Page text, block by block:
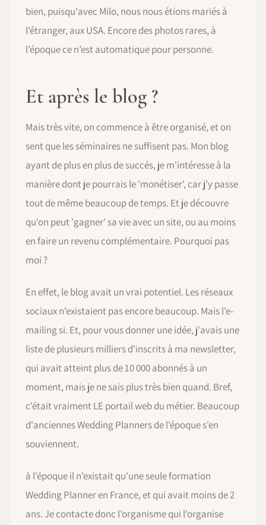
bien, puisqu'avec Milo, nous nous étions mariés à
l'étranger, aux USA. Encore des photos rares, à
l’époque ce n’est automatique pour personne.
Et après le blog ?
Mais très vite, on commence à être organisé, et on
sent que les séminaires ne suffisent pas. Mon blog
ayant de plus en plus de succés, je m'intéresse à la
manière dont je pourrais le 'monétiser', car j'y passe
tout de même beaucoup de temps. Et je découvre
qu'on peut 'gagner' sa vie avec un site, ou au moins
en faire un revenu complémentaire. Pourquoi pas
moi ?
En effet, le blog avait un vrai potentiel. Les réseaux
sociaux n'existaient pas encore beaucoup. Mais l'e-
mailing si. Et, pour vous donner une idée, j'avais une
liste de plusieurs milliers d'inscrits à ma newsletter,
qui avait atteint plus de 10 000 abonnés à un
moment, mais je ne sais plus très bien quand. Bref,
c'était vraiment LE portail web du métier. Beaucoup
d'anciennes Wedding Planners de l'époque s'en
souviennent.
à l'époque il n'existait qu'une seule formation
Wedding Planner en France, et qui avait moins de 2
ans. Je contacte donc l'organisme qui l'organise